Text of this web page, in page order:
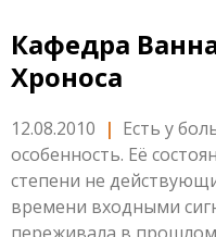
Кафедра
Хроноса
12.08.2010 | Есть у
особенность. Её
степени не
времени входными